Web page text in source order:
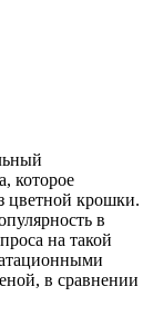
которое
цветной крошки.
в
на такой
в сравнении